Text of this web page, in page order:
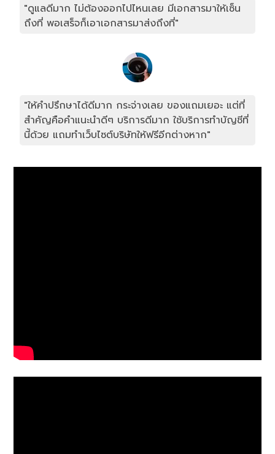
"ดูแลดีมาก ไม่ต้องออกไปไหนเลย มีเอกสารมาให้เซ็น
ถึงที่ พอเสร็จก็เอาเอกสารมาส่งถึงที่"
"ให้คำปรึกษาได้ดีมาก กระจ่างเลย ของแถมเยอะ แต่ที่
สำคัญคือคำแนะนำดีๆ บริการดีมาก ใช้บริการทำบัญชีที่
นี้ด้วย แถมทำเว็บไซต์บริษัทให้ฟรีอีกต่างหาก"